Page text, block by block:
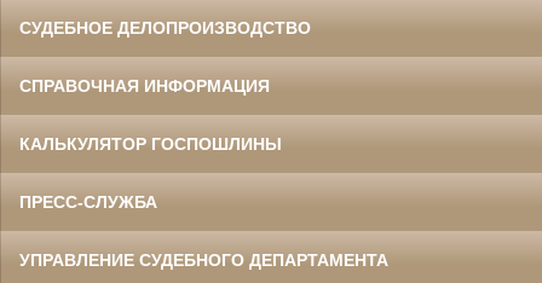
СУДЕБНОЕ ДЕЛОПРОИЗВОДСТВО
СПРАВОЧНАЯ ИНФОРМАЦИЯ
КАЛЬКУЛЯТОР ГОСПОШЛИНЫ
ПРЕСС-СЛУЖБА
УПРАВЛЕНИЕ СУДЕБНОГО ДЕПАРТАМЕНТА